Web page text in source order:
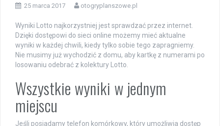
25 marca 2017 otogryplanszowe.pl
Wyniki Lotto najkorzystniej jest sprawdzać przez internet.
Dzięki dostępowi do sieci online możemy mieć aktualne
wyniki w każdej chwili, kiedy tylko sobie tego zapragniemy.
Nie musimy już wychodzić z domu, aby kartkę z numerami po
losowaniu odebrać z kolektury Lotto.
Wszystkie wyniki w jednym
miejscu
Jeśli posiadamy telefon komórkowy, który umożliwia dostęp